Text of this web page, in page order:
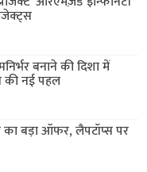
बनाने की दिशा में
की नई पहल
बड़ा ऑफर, लैपटॉप्स पर